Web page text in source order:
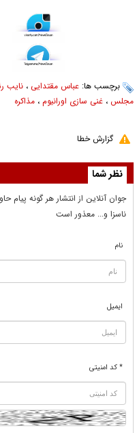
برچسب ها: عباس مقتدایی ، نایب
مجلس ، غنی سازی اورانیوم ، مذاکره
گزارش خطا
نظر شما
جوان آنلاين از انتشار هر گونه پيام
ناسزا و... معذور است
نام
ایمیل
* کد امنیتی